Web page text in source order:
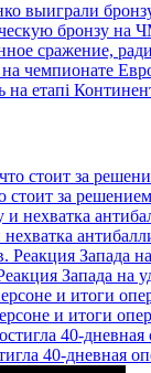
выиграли
бронзу на
сражение,
чемпионате
на етапі
за
Запада на
и итоги
40-дневная